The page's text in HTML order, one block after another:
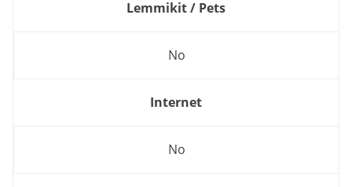
Lemmikit / Pets
No
Internet
No